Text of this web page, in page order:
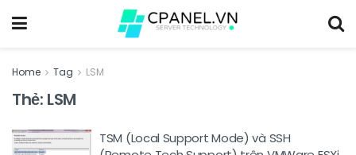
Home Tag LSM
Thẻ: LSM
TSM (Local Support Mode) và SSH